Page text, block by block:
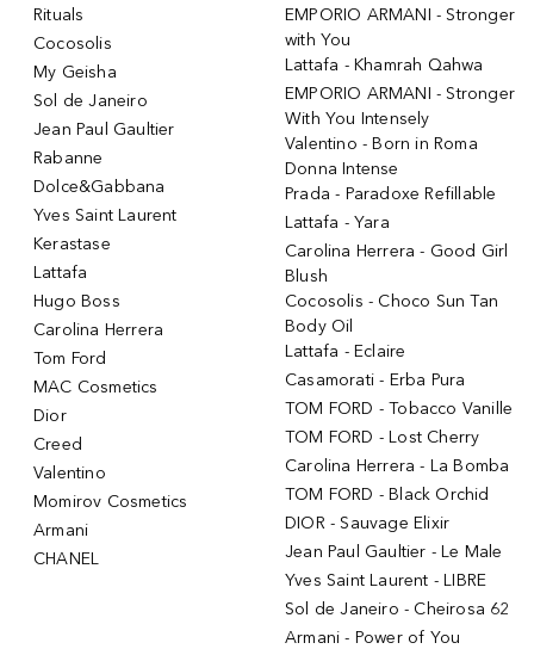
Rituals
Cocosolis
My Geisha
Sol de Janeiro
Jean Paul Gaultier
Rabanne
Dolce&Gabbana
Yves Saint Laurent
Kerastase
Lattafa
Hugo Boss
Carolina Herrera
Tom Ford
MAC Cosmetics
Dior
Creed
Valentino
Momirov Cosmetics
Armani
CHANEL
EMPORIO ARMANI - Stronger
with You
Lattafa - Khamrah Qahwa
EMPORIO ARMANI - Stronger
With You Intensely
Valentino - Born in Roma
Donna Intense
Prada - Paradoxe Refillable
Lattafa - Yara
Carolina Herrera - Good Girl
Blush
Cocosolis - Choco Sun Tan
Body Oil
Lattafa - Eclaire
Casamorati - Erba Pura
TOM FORD - Tobacco Vanille
TOM FORD - Lost Cherry
Carolina Herrera - La Bomba
TOM FORD - Black Orchid
DIOR - Sauvage Elixir
Jean Paul Gaultier - Le Male
Yves Saint Laurent - LIBRE
Sol de Janeiro - Cheirosa 62
Armani - Power of You